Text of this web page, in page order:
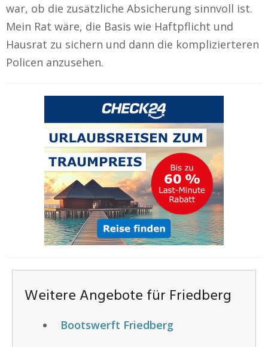
war, ob die zusätzliche Absicherung sinnvoll ist.
Mein Rat wäre, die Basis wie Haftpflicht und
Hausrat zu sichern und dann die komplizierteren
Policen anzusehen.
Weitere Angebote für Friedberg
Bootswerft Friedberg